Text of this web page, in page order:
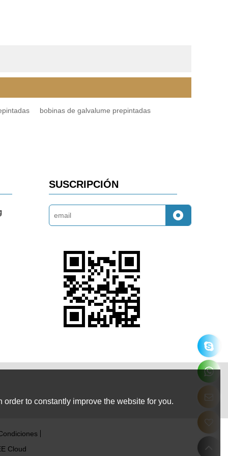
bobinas de galvalume prepintadas
SUSCRIPCIÓN
Cloud
to constantly improve the website for you.